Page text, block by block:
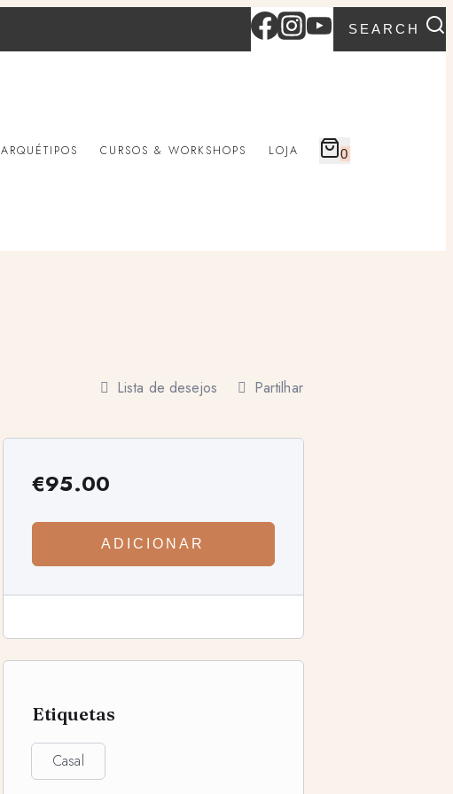
SEARCH
ARQUÉTIPOS CURSOS & WORKSHOPS LOJA 0
Lista de desejos Partilhar
€95.00
ADICIONAR
Etiquetas
Casal